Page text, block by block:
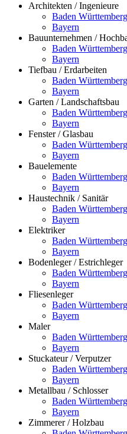
Architekten / Ingenieure
Baden Württemberg
Bayern
Bauunternehmen /
Baden Württemberg
Bayern
Tiefbau / Erdarbeiten
Baden Württemberg
Bayern
Garten / Landschaftsbau
Baden Württemberg
Bayern
Fenster / Glasbau
Baden Württemberg
Bayern
Bauelemente
Baden Württemberg
Bayern
Haustechnik / Sanitär
Baden Württemberg
Bayern
Elektriker
Baden Württemberg
Bayern
Bodenleger / Estrichleger
Baden Württemberg
Bayern
Fliesenleger
Baden Württemberg
Bayern
Maler
Baden Württemberg
Bayern
Stuckateur / Verputzer
Baden Württemberg
Bayern
Metallbau / Schlosser
Baden Württemberg
Bayern
Zimmerer / Holzbau